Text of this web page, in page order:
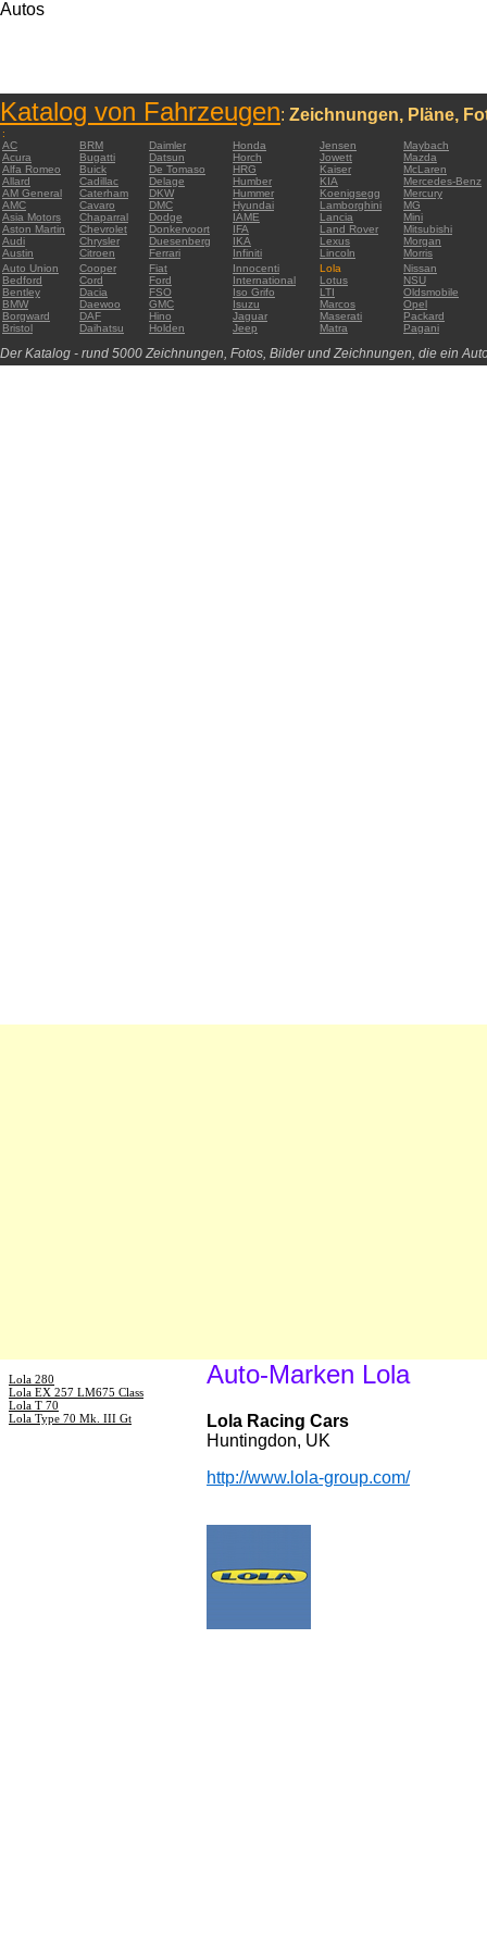
Autos
Katalog von Fahrzeugen: Zeichnungen, Pläne,
:
AC
BRM Daimler Honda Jensen
Maybach
Acura
Bugatti Datsun Horch Jowett
Mazda
Alfa Romeo
Buick De Tomaso HRG Kaiser
McLaren
Allard
Cadillac Delage Humber KIA
Mercedes-Benz
AM General
Caterham DKW Hummer Koenigsegg
Mercury
AMC
Cavaro DMC Hyundai Lamborghini
MG
Asia Motors
Chaparral Dodge IAME Lancia
Mini
Aston Martin
Chevrolet Donkervoort IFA Land Rover
Mitsubishi
Audi
Chrysler Duesenberg IKA Lexus
Morgan
Austin
Citroen Ferrari Infiniti Lincoln
Morris
Auto Union
Cooper Fiat Innocenti Lola
Nissan
Bedford
Cord Ford International Lotus
NSU
Bentley
Dacia FSO Iso Grifo LTI
Oldsmobile
BMW
Daewoo GMC Isuzu Marcos
Opel
Borgward
DAF Hino Jaguar Maserati
Packard
Bristol
Daihatsu Holden Jeep Matra Pagani
Der Katalog - rund 5000 Zeichnungen, Fotos, Bilder und Zeichnungen, die ein
Lola 280
Lola EX 257 LM675 Class
Lola T 70
Lola Type 70 Mk. III Gt
Auto-Marken Lola
Lola Racing Cars
Huntingdon, UK
http://www.lola-group.com/